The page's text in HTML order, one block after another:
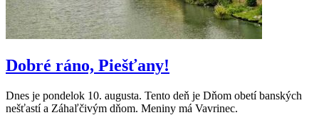
Dobré ráno, Piešťany!
Dnes je pondelok 10. augusta. Tento deň je Dňom obetí banských
nešťastí a Záhaľčivým dňom. Meniny má Vavrinec.